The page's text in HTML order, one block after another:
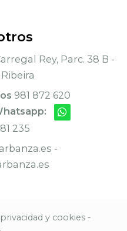
Rey, Parc. 38 B -
981 872 620
235
-
y cookies -